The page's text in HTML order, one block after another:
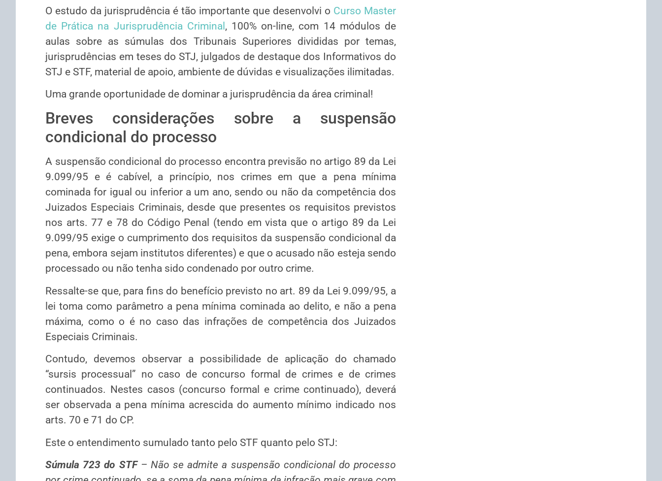
O estudo da jurisprudência é tão importante que desenvolvi o Curso Master
de Prática na Jurisprudência Criminal , 100% on-line, com 14 módulos de
aulas sobre as súmulas dos Tribunais Superiores divididas por temas,
jurisprudências em teses do STJ, julgados de destaque dos Informativos do
STJ e STF, material de apoio, ambiente de dúvidas e visualizações ilimitadas.
Uma grande oportunidade de dominar a jurisprudência da área criminal!
Breves considerações sobre a suspensão
condicional do processo
A suspensão condicional do processo encontra previsão no artigo 89 da Lei
9.099/95 e é cabível, a princípio, nos crimes em que a pena míni­ma
cominada for igual ou inferior a um ano, sendo ou não da competência dos
Juizados Especiais Criminais, desde que presentes os requisitos previstos
nos arts. 77 e 78 do Código Penal (tendo em vista que o artigo 89 da Lei
9.099/95 exige o cumprimento dos requisitos da suspensão condicional da
pena, embora sejam institutos diferentes) e que o acusado não esteja sendo
processado ou não tenha sido condenado por outro crime.
Ressalte-se que, para fins do benefício previsto no art. 89 da Lei 9.099/95, a
lei toma como parâmetro a pena mínima cominada ao delito, e não a pena
máxima, como o é no caso das infra­ções de competência dos Juizados
Especiais Criminais.
Contudo, devemos observar a possibilidade de aplicação do chamado
“sursis processual” no caso de concurso formal de crimes e de crimes
continuados. Nestes casos (concurso formal e crime continuado), deverá
ser observada a pena mínima acrescida do aumento mínimo indicado nos
arts. 70 e 71 do CP.
Este o entendimento sumulado tanto pelo STF quanto pelo STJ:
Súmula 723 do STF – Não se admite a suspensão condicional do processo